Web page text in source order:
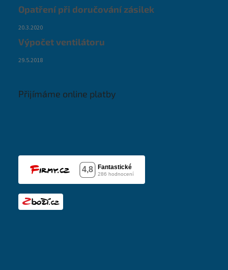
Opatření při doručování zásilek
20.3.2020
Výpočet ventilátoru
29.5.2018
Přijímáme online platby